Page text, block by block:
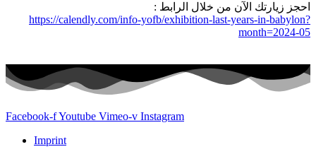
احجز زيارتك الآن من خلال الرابط :
https://calendly.com/info-yofb/exhibition-last-years-in-babylon?
month=2024-05
Facebook-fYoutube Vimeo-v Instagram
Imprint